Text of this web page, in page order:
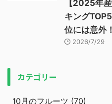
【2025年
キング
位には意外！
2026/7/29
カテゴリー
10月のフルーツ (70)